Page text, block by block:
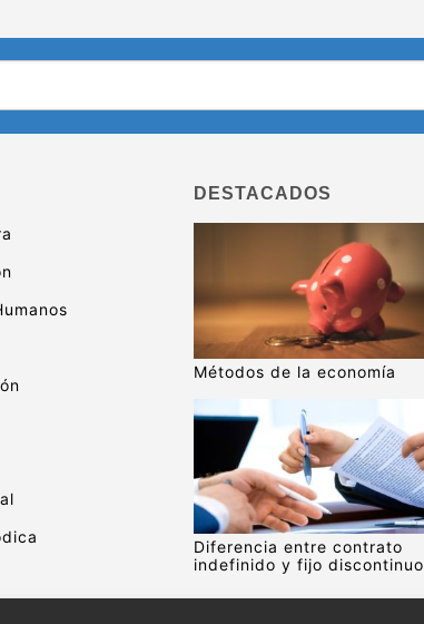
DESTACADOS
Métodos de la economía
Diferencia entre contrato
indefinido y fijo discontinuo